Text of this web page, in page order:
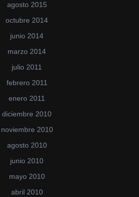
agosto 2015
octubre 2014
junio 2014
marzo 2014
julio 2011
febrero 2011
enero 2011
diciembre 2010
noviembre 2010
agosto 2010
junio 2010
mayo 2010
abril 2010